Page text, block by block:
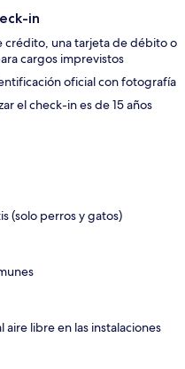
in
crédito, una tarjeta de débito o
cargos imprevistos
oficial con fotografía
el check-in es de 15 años
(solo perros y gatos)
aire libre en las instalaciones